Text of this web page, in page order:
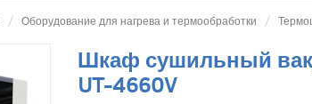
Оборудование для нагрева и термообработки
Шкаф сушильный
UT-4660V